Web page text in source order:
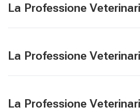
La Professione
La Professione
La Professione